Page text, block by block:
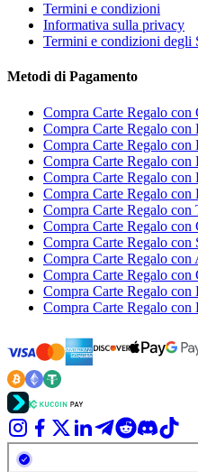
Termini e condizioni
Informativa sulla privacy
Termini e condizioni degli
Metodi di Pagamento
Compra Carte Regalo con
Compra Carte Regalo con
Compra Carte Regalo con
Compra Carte Regalo con
Compra Carte Regalo con
Compra Carte Regalo con
Compra Carte Regalo con
Compra Carte Regalo con
Compra Carte Regalo con
Compra Carte Regalo con
Compra Carte Regalo con
Compra Carte Regalo con
Compra Carte Regalo con